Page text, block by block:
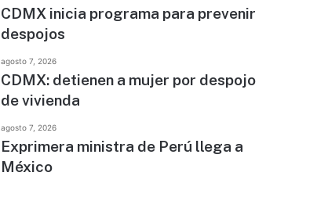
CDMX inicia programa para prevenir
despojos
agosto 7, 2026
CDMX: detienen a mujer por despojo
de vivienda
agosto 7, 2026
Exprimera ministra de Perú llega a
México